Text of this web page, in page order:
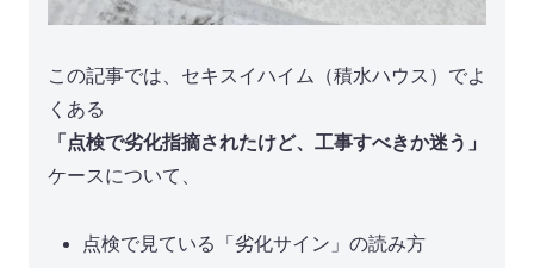
この記事では、セキスイハイム（積水ハウス）でよ
くある
「点検で劣化指摘されたけど、工事すべきか迷う」
ケースについて、
点検で見ている「劣化サイン」の読み方